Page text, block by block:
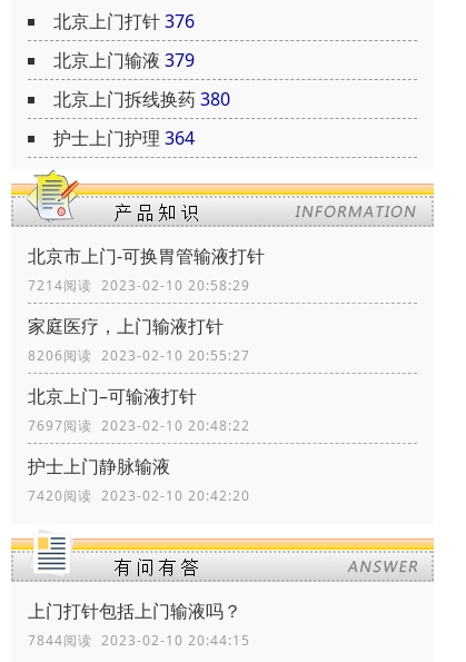
北京上门打针376
北京上门输液 379
北京上门拆线换药380
护士上门护理 364
北京市上门-可换胃管输液打针
7214阅读 2023-02-10 20:58:29
家庭医疗，上门输液打针
8206阅读 2023-02-10 20:55:27
北京上门–可输液打针
7697阅读 2023-02-10 20:48:22
护士上门静脉输液
7420阅读 2023-02-10 20:42:20
上门打针包括上门输液吗？
7844阅读 2023-02-10 20:44:15